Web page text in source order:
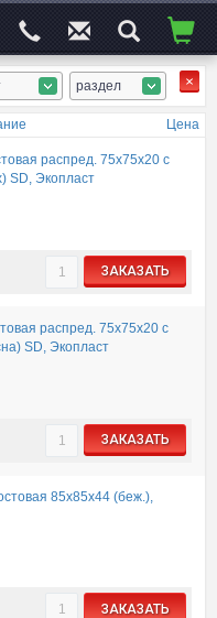
раздел
Цена
распред. 75х75х20 c
SD, Экопласт
ЗАКАЗАТЬ
распред. 75х75х20 c
SD, Экопласт
ЗАКАЗАТЬ
85х85х44 (беж.),
ЗАКАЗАТЬ